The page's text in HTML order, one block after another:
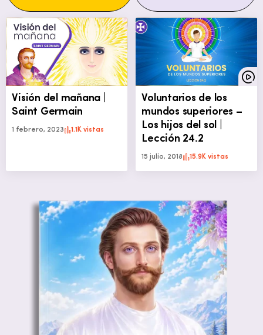
Visión del mañana |
Saint Germain
1 febrero, 2023 1.1K vistas
Voluntarios de los
mundos superiores –
Los hijos del sol |
Lección 24.2
15 julio, 2018 15.9K vistas